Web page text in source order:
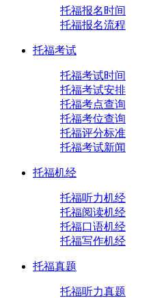
托福报名时间
托福报名流程
托福考试
托福考试时间
托福考试安排
托福考点查询
托福考位查询
托福评分标准
托福考试新闻
托福机经
托福听力机经
托福阅读机经
托福口语机经
托福写作机经
托福真题
托福听力真题